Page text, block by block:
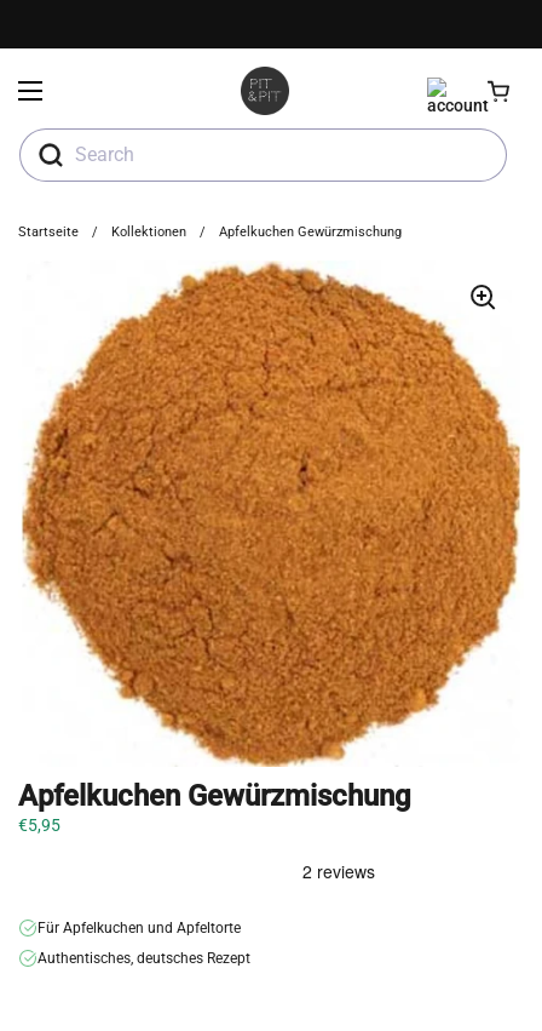
Search
Menü öffnen
Startseite / Kollektionen / Apfelkuchen Gewürzmischung
Apfelkuchen Gewürzmischung
€5,95
Für Apfelkuchen und Apfeltorte
Authentisches, deutsches Rezept